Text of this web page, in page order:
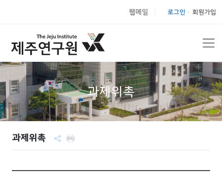
웹메일 로그인 회원가입
과제위촉
과제위촉